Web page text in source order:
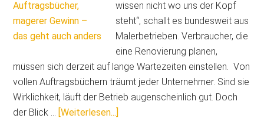
wissen nicht wo uns der Kopf
steht“, schallt es bundesweit aus
Malerbetrieben. Verbraucher, die
eine Renovierung planen,
müssen sich derzeit auf lange Wartezeiten einstellen. Von
vollen Auftragsbüchern träumt jeder Unternehmer. Sind sie
Wirklichkeit, läuft der Betrieb augenscheinlich gut. Doch
der Blick … [Weiterlesen...]